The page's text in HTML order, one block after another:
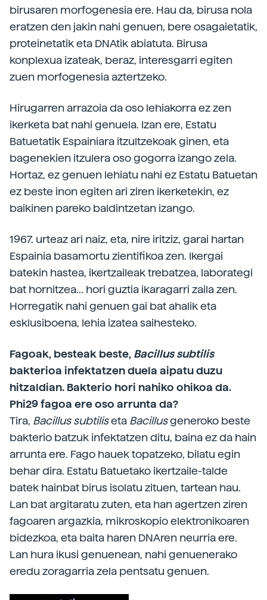
birusaren morfogenesia ere. Hau da, birusa nola
eratzen den jakin nahi genuen, bere osagaietatik,
proteinetatik eta DNAtik abiatuta. Birusa
konplexua izateak, beraz, interesgarri egiten
zuen morfogenesia aztertzeko.
Hirugarren arrazoia da oso lehiakorra ez zen
ikerketa bat nahi genuela. Izan ere, Estatu
Batuetatik Espainiara itzultzekoak ginen, eta
bagenekien itzulera oso gogorra izango zela.
Hortaz, ez genuen lehiatu nahi ez Estatu Batuetan
ez beste inon egiten ari ziren ikerketekin, ez
baikinen pareko baldintzetan izango.
1967. urteaz ari naiz, eta, nire iritziz, garai hartan
Espainia basamortu zientifikoa zen. Ikergai
batekin hastea, ikertzaileak trebatzea, laborategi
bat hornitzea... hori guztia ikaragarri zaila zen.
Horregatik nahi genuen gai bat ahalik eta
esklusiboena, lehia izatea saihesteko.
Fagoak, besteak beste, Bacillus subtilis
bakterioa infektatzen duela aipatu duzu
hitzaldian. Bakterio hori nahiko ohikoa da.
Phi29 fagoa ere oso arrunta da?
Tira, Bacillus subtiliseta Bacillusgeneroko beste
bakterio batzuk infektatzen ditu, baina ez da hain
arrunta ere. Fago hauek topatzeko, bilatu egin
behar dira. Estatu Batuetako ikertzaile-talde
batek hainbat birus isolatu zituen, tartean hau.
Lan bat argitaratu zuten, eta han agertzen ziren
fagoaren argazkia, mikroskopio elektronikoaren
bidezkoa, eta baita haren DNAren neurria ere.
Lan hura ikusi genuenean, nahi genuenerako
eredu zoragarria zela pentsatu genuen.